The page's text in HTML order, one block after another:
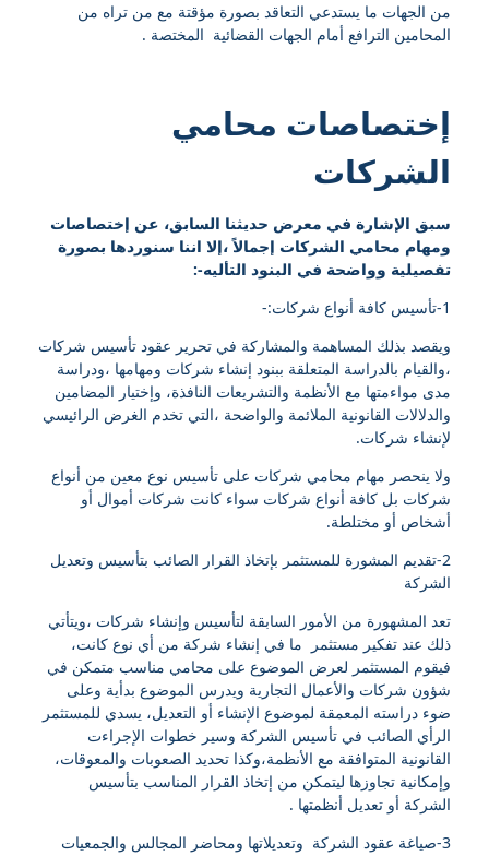
من الجهات ما يستدعي التعاقد بصورة مؤقتة مع من تراه من
المحامين الترافع أمام الجهات القضائية المختصة .
إختصاصات محامي
الشركات
سبق الإشارة في معرض حديثنا السابق، عن إختصاصات
ومهام محامي الشركات إجمالاً ،إلا اننا سنوردها بصورة
تفصيلية وواضحة في البنود التأليه-:
1-تأسيس كافة أنواع شركات:-
ويقصد بذلك المساهمة والمشاركة في تحرير عقود تأسيس شركات
،والقيام بالدراسة المتعلقة ببنود إنشاء شركات ومهامها ،ودراسة
مدى مواءمتها مع الأنظمة والتشريعات النافذة، وإختيار المضامين
والدلالات القانونية الملائمة والواضحة ،التي تخدم الغرض الرائيسي
لإنشاء شركات.
ولا ينحصر مهام محامي شركات على تأسيس نوع معين من أنواع
شركات بل كافة أنواع شركات سواء كانت شركات أموال أو
أشخاص أو مختلطة.
2-تقديم المشورة للمستثمر بإتخاذ القرار الصائب بتأسيس وتعديل
الشركة
تعد المشهورة من الأمور السابقة لتأسيس وإنشاء شركات ،ويتأتي
ذلك عند تفكير مستثمر ما في إنشاء شركة من أي نوع كانت،
فيقوم المستثمر لعرض الموضوع على محامي مناسب متمكن في
شؤون شركات والأعمال التجارية ويدرس الموضوع بدأية وعلى
ضوء دراسته المعمقة لموضوع الإنشاء أو التعديل، يسدي للمستثمر
الرأي الصائب في تأسيس الشركة وسير خطوات الإجراءت
القانونية المتوافقة مع الأنظمة،وكذا تحديد الصعوبات والمعوقات،
وإمكانية تجاوزها ليتمكن من إتخاذ القرار المناسب بتأسيس
الشركة أو تعديل أنظمتها .
3-صياغة عقود الشركة وتعديلاتها ومحاضر المجالس والجمعيات